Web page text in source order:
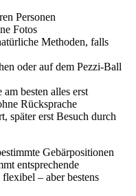
Personen
Fotos
Methoden, falls
oder auf dem Pezzi-Ball
besten alles erst
Rücksprache
später erst Besuch durch
Gebärpositionen
entsprechende
– aber bestens